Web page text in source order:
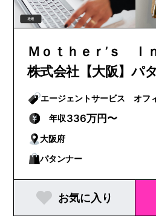
Ｍｏｔｈｅｒ’ｓ Ｉ
株式会社【大阪】パ
エージェントサービス オフィス | ファッシ
ビューティー
年収336万円〜
大阪府
パタンナー
お気に入り